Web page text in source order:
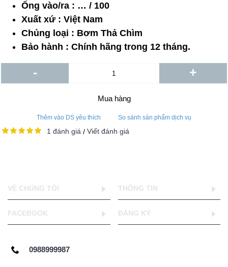
Ống vào/ra : … / 100
Xuất xứ : Việt Nam
Chủng loại : Bơm Thả Chìm
Bảo hành : Chính hãng trong 12 tháng.
- +
Mua hàng
Thêm vào DS yêu thích So sánh sản phẩm dịch vụ
1 đánh giá / Viết đánh giá
VỀ CHÚNG TÔI THÔNG TIN
FACEBOOK ĐĂNG KÝ
0988999987